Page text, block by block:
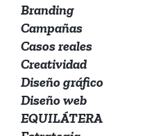
Branding
Campañas
Casos reales
Creatividad
Diseño gráfico
Diseño web
EQUILÁTERA